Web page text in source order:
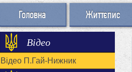
Головна Життєпис
Відео
Відео П.Гай-Нижник